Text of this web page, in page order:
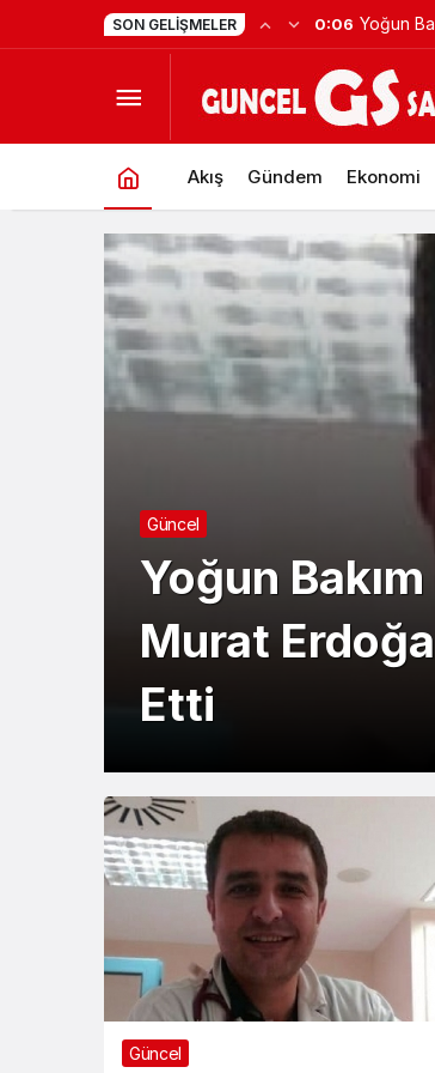
SON GELIŞMELER 0:05
Akış Gündem Ekonomi
Güncel
Yoğun
Murat
Etti
Güncel